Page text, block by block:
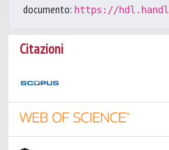
documento: https://
Citazioni